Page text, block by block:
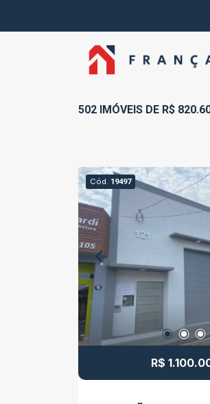
502 IMÓVEIS DE R$
Cód. 19497
R$